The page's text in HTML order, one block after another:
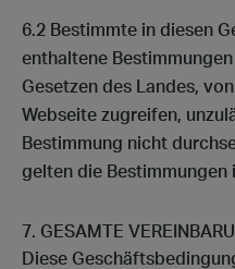
6.2 Bestimmte in diesen
enthaltene
Gesetzen des Landes,
Webseite zugreifen,
Bestimmung nicht
gelten die Bestimmungen
GESAMTE
Diese